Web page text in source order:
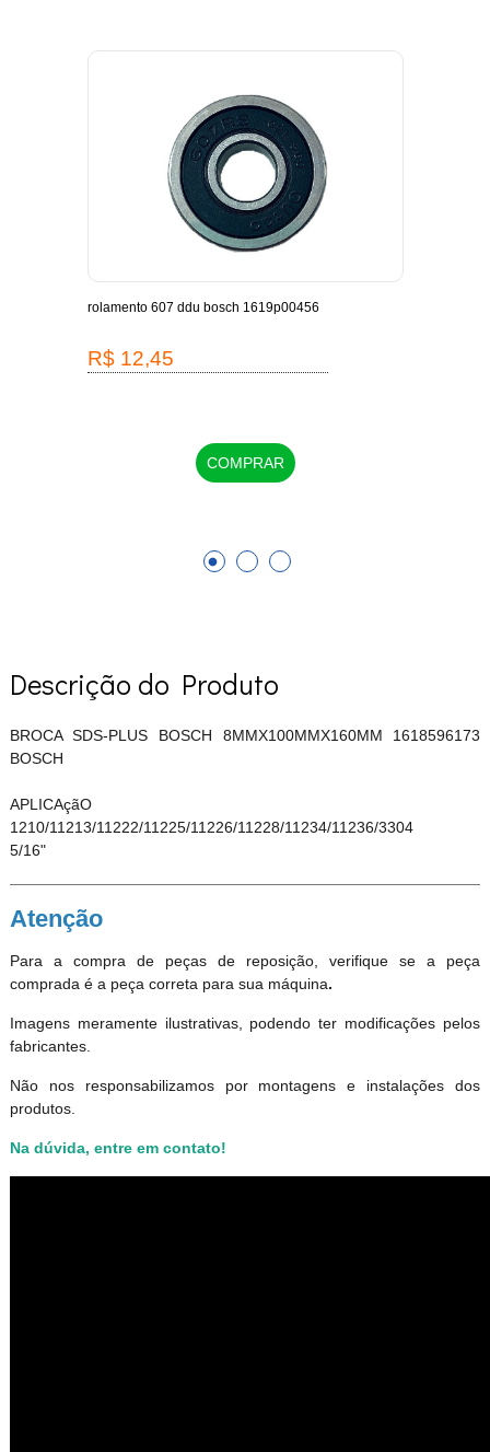
rolamento 607 ddu bosch 1619p00456
R$ 12,45
COMPRAR
Descrição do Produto
BROCA SDS-PLUS BOSCH 8MMX100MMX160MM 1618596173
BOSCH
APLICAçãO
1210/11213/11222/11225/11226/11228/11234/11236/3304
5/16"
Atenção
Para a compra de peças de reposição, verifique se a peça
comprada é a peça correta para sua máquina.
Imagens meramente ilustrativas, podendo ter modificações pelos
fabricantes.
Não nos responsabilizamos por montagens e instalações dos
produtos.
Na dúvida, entre em contato!